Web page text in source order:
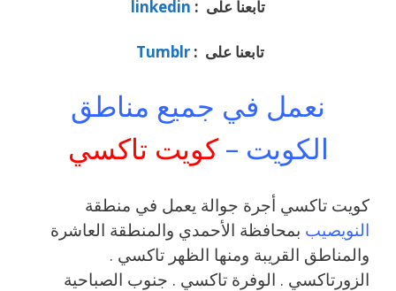
تابعنا على : linkedin
تابعنا على :Tumblr
نعمل في جميع مناطق
الكويت – كويت تاكسي
كويت تاكسي أجرة جوالة يعمل في منطقة
النويصيب بمحافظة الأحمدي والمنطقة العاشرة
والمناطق القريبة ومنها الظهر تاكسي .
الزورتاكسي . الوفرة تاكسي . جنوب الصباحية